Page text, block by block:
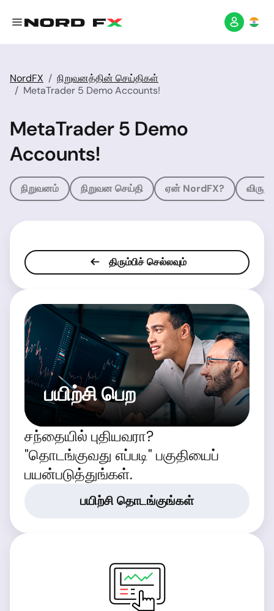
NordFX
நிறுவனத்தின் செய்திகள்
MetaTrader 5 Demo Accounts!
MetaTrader 5 Demo
Accounts!
நிறுவனம் நிறுவன செய்தி ஏன் NordFX?
திரும்பிச் செல்லவும்
பயிற்சி பெற
சந்தையில் புதியவரா?
"தொடங்குவது எப்படி" பகுதியைப்
பயன்படுத்துங்கள்.
பயிற்சி தொடங்குங்கள்